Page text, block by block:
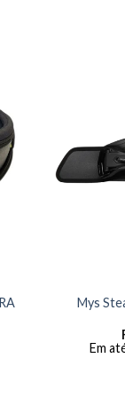
Mys
Em